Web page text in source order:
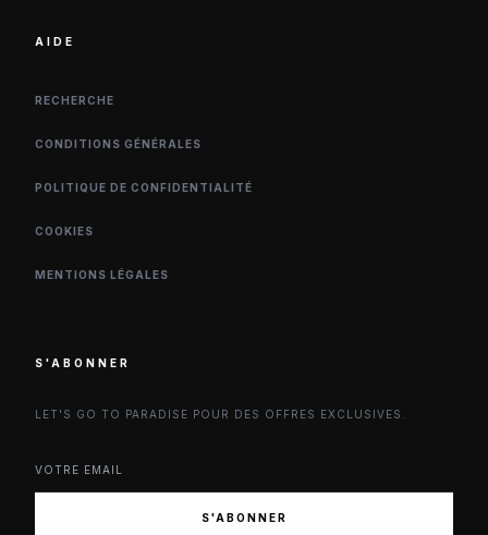
AIDE
RECHERCHE
CONDITIONS GÉNÉRALES
POLITIQUE DE CONFIDENTIALITÉ
COOKIES
MENTIONS LÉGALES
S'ABONNER
LET'S GO TO PARADISE POUR DES OFFRES EXCLUSIVES.
S'ABONNER